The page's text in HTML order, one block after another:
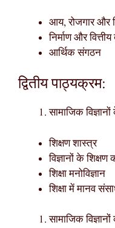
आय, रोजगार और
निर्माण और वित्तीय
आर्थिक संगठन
द्वितीय पाठ्यक्रम:
सामाजिक
शिक्षण शास्त्र
विज्ञानों के शिक्षण
शिक्षा मनोविज्ञान
शिक्षा में मानव
सामाजिक